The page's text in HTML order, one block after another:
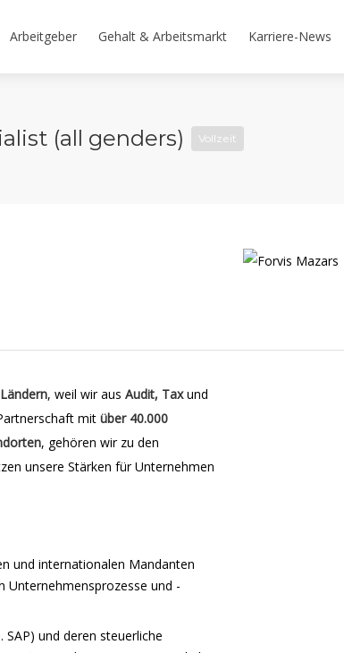
Arbeitgeber Gehalt & Arbeitsmarkt Karriere-News
(all genders) Vollzeit
, weil wir aus Audit, Taxund
mit über 40.000
, gehören wir zu den
unsere Stärken für Unternehmen
und internationalen Mandanten
Unternehmensprozesse und -
SAP) und deren steuerliche